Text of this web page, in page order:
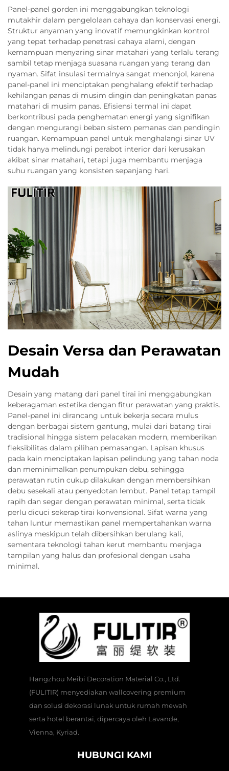
Panel-panel gorden ini menggabungkan teknologi
mutakhir dalam pengelolaan cahaya dan konservasi energi.
Struktur anyaman yang inovatif memungkinkan kontrol
yang tepat terhadap penetrasi cahaya alami, dengan
kemampuan menyaring sinar matahari yang terlalu terang
sambil tetap menjaga suasana ruangan yang terang dan
nyaman. Sifat insulasi termalnya sangat menonjol, karena
panel-panel ini menciptakan penghalang efektif terhadap
kehilangan panas di musim dingin dan peningkatan panas
matahari di musim panas. Efisiensi termal ini dapat
berkontribusi pada penghematan energi yang signifikan
dengan mengurangi beban sistem pemanas dan pendingin
ruangan. Kemampuan panel untuk menghalangi sinar UV
tidak hanya melindungi perabot interior dari kerusakan
akibat sinar matahari, tetapi juga membantu menjaga
suhu ruangan yang konsisten sepanjang hari.
Desain Versa dan Perawatan
Mudah
Desain yang matang dari panel tirai ini menggabungkan
keberagaman estetika dengan fitur perawatan yang praktis.
Panel-panel ini dirancang untuk bekerja secara mulus
dengan berbagai sistem gantung, mulai dari batang tirai
tradisional hingga sistem pelacakan modern, memberikan
fleksibilitas dalam pilihan pemasangan. Lapisan khusus
pada kain menciptakan lapisan pelindung yang tahan noda
dan meminimalkan penumpukan debu, sehingga
perawatan rutin cukup dilakukan dengan membersihkan
debu sesekali atau penyedotan lembut. Panel tetap tampil
rapih dan segar dengan perawatan minimal, serta tidak
perlu dicuci sekerap tirai konvensional. Sifat warna yang
tahan luntur memastikan panel mempertahankan warna
aslinya meskipun telah dibersihkan berulang kali,
sementara teknologi tahan kerut membantu menjaga
tampilan yang halus dan profesional dengan usaha
minimal.
Hangzhou Meibi Decoration Material Co., Ltd.
(FULITIR) menyediakan wallcovering premium
dan solusi dekorasi lunak untuk rumah mewah
serta hotel berantai, dipercaya oleh Lavande,
Vienna, Kyriad.
HUBUNGI KAMI